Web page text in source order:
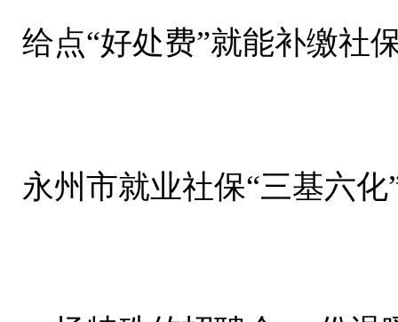
给点“好处费”就能补缴社
永州市就业社保“三基六